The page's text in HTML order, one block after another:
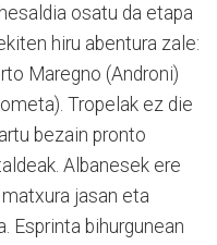
osatu da etapa
hiru abentura zale:
Maregno (Androni)
Tropelak ez die
bezain pronto
Albanesek ere
jasan eta
Esprinta bihurgunean